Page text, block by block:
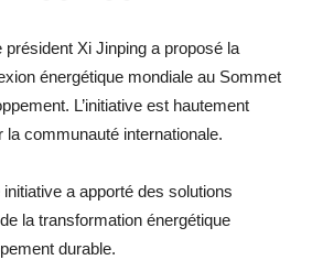
président Xi Jinping a proposé la
énergétique mondiale au Sommet
L’initiative est hautement
la communauté internationale.
a apporté des solutions
la transformation énergétique
durable.